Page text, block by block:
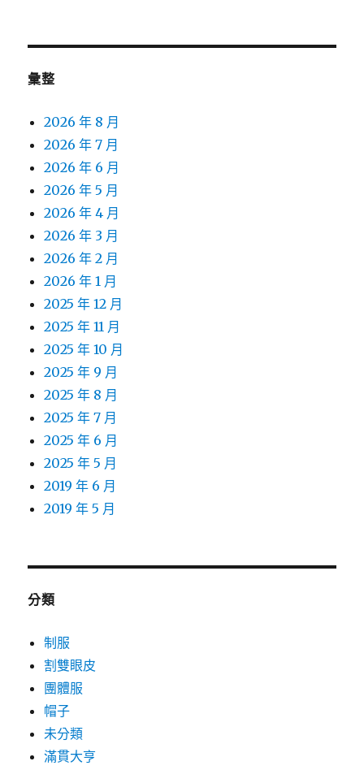
彙整
2026 年 8 月
2026 年 7 月
2026 年 6 月
2026 年 5 月
2026 年 4 月
2026 年 3 月
2026 年 2 月
2026 年 1 月
2025 年 12 月
2025 年 11 月
2025 年 10 月
2025 年 9 月
2025 年 8 月
2025 年 7 月
2025 年 6 月
2025 年 5 月
2019 年 6 月
2019 年 5 月
分類
制服
割雙眼皮
團體服
帽子
未分類
滿貫大亨